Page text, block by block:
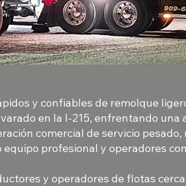
y confiables de remolque
en la I-215, enfrentando una
comercial de servicio
profesional y operadores
y operadores de flotas